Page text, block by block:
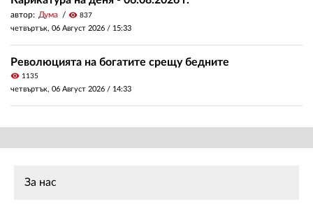
автор: Дума visibility 837
четвъртък, 06 Август 2026 / 15:33
Революцията на богатите срещу бедните
visibility 1135
четвъртък, 06 Август 2026 / 14:33
За нас